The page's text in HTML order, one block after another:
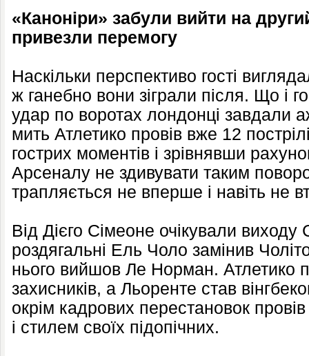
«Каноніри» забули вийти на
привезли перемогу
Наскільки перспективо гості
ж ганебно вони зіграли після. Що і
удар по воротах лондонці завдали
мить Атлетико провів вже 12
гострих моментів і зрівнявши
Арсеналу не здивувати таким
трапляється не вперше і навіть не
Від Дієго Сімеоне очікували
роздягальні Ель Чоло замінив
нього вийшов Ле Норман. Атлетико
захисників, а Льоренте став
окрім кадрових перестановок
і стилем своїх підопічних.